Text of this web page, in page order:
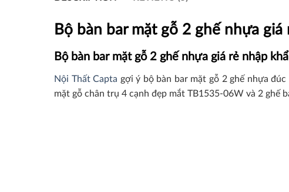
Bộ bàn bar mặt gỗ 2 ghế nhựa giá
Bộ bàn bar mặt gỗ 2 ghế nhựa giá rẻ nhập
Nội Thất Capta gợi ý bộ bàn bar mặt gỗ 2 ghế nhựa
mặt gỗ chân trụ 4 cạnh đẹp mắt TB1535-06W và 2 ghế